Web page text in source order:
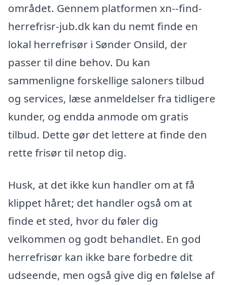
området. Gennem platformen xn--find-
herrefrisr-jub.dk kan du nemt finde en
lokal herrefrisør i Sønder Onsild, der
passer til dine behov. Du kan
sammenligne forskellige saloners tilbud
og services, læse anmeldelser fra tidligere
kunder, og endda anmode om gratis
tilbud. Dette gør det lettere at finde den
rette frisør til netop dig.
Husk, at det ikke kun handler om at få
klippet håret; det handler også om at
finde et sted, hvor du føler dig
velkommen og godt behandlet. En god
herrefrisør kan ikke bare forbedre dit
udseende, men også give dig en følelse af